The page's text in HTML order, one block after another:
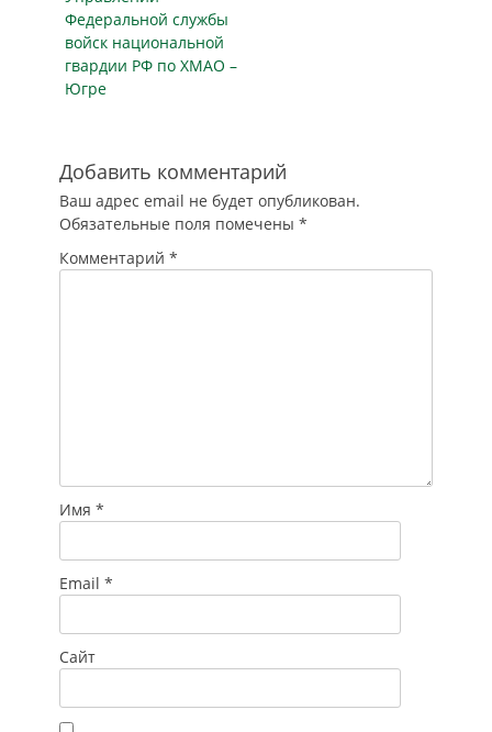
Федеральной службы
войск национальной
гвардии РФ по ХМАО –
Югре
Добавить комментарий
Ваш адрес email не будет опубликован.
Обязательные поля помечены *
Комментарий *
Имя *
Email *
Сайт